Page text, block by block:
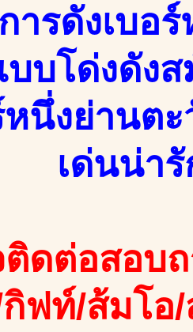
ารดังเบอ
บบโด่งดัง
หนึ่งย่านต
เด่นน่า
ดต่อสอบ
กิฟท์/ส้มโอ